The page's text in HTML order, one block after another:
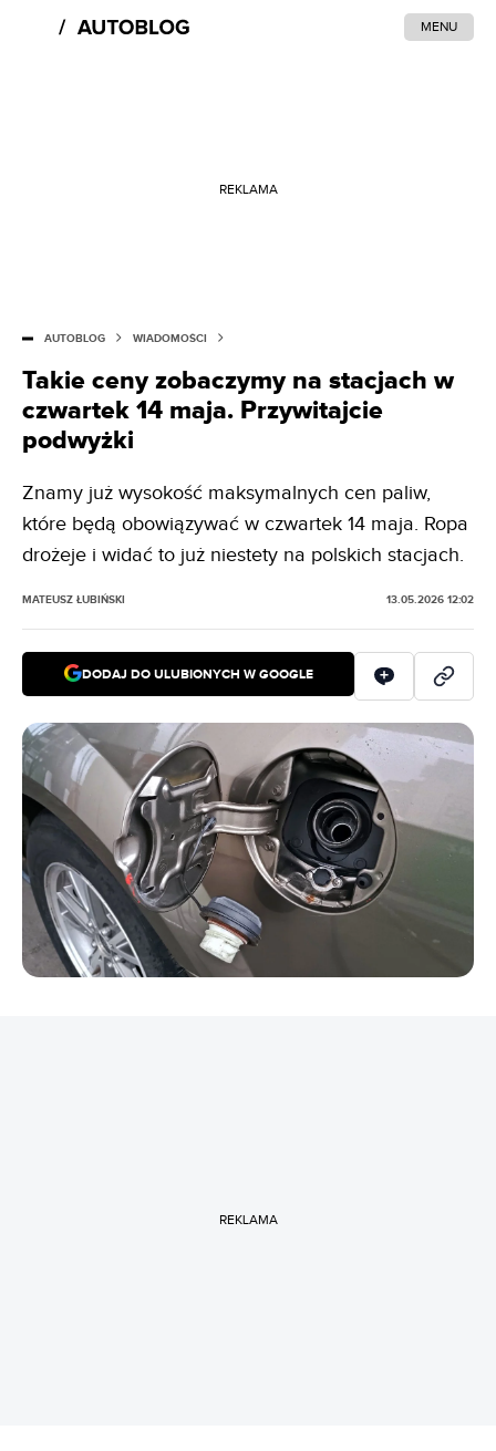
MENU
REKLAMA
AUTOBLOG WIADOMOŚCI
Takie ceny zobaczymy na stacjach w
czwartek 14 maja. Przywitajcie
podwyżki
Znamy już wysokość maksymalnych cen paliw,
które będą obowiązywać w czwartek 14 maja. Ropa
drożeje i widać to już niestety na polskich stacjach.
MATEUSZ ŁUBIŃSKI 13.05.2026 12:02
DODAJ DO ULUBIONYCH W GOOGLE
REKLAMA